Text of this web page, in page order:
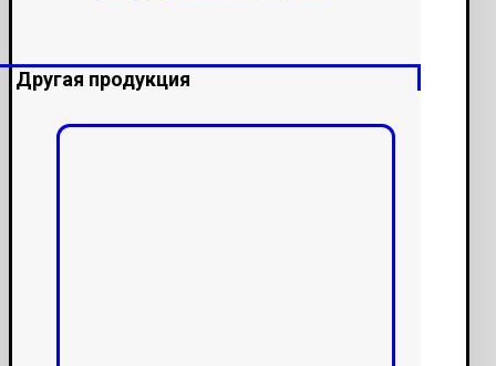
Другая продукция